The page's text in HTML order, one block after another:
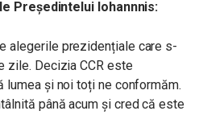
Președintelui Iohannnis:
alegerile prezidențiale care s-
zile. Decizia CCR este
lumea și noi toți ne conformăm.
până acum și cred că este